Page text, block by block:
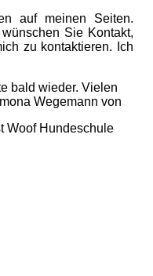
auf meinen Seiten.
Sie Kontakt,
zu kontaktieren. Ich
bald wieder. Vielen
Wegemann von
Woof Hundeschule